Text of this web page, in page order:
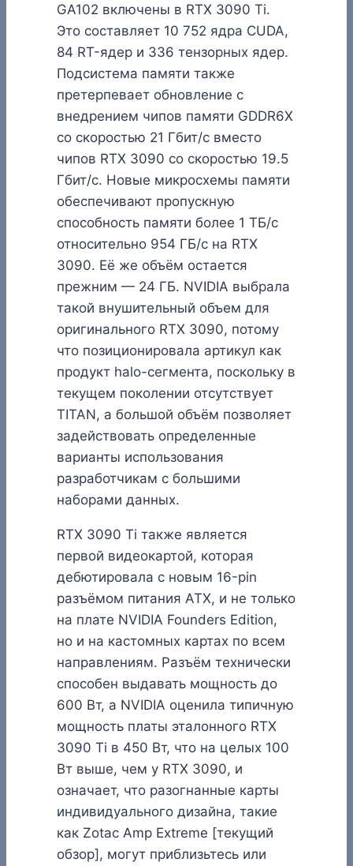
GA102 включены в RTX 3090 Ti.
Это составляет 10 752 ядра CUDA,
84 RT-ядер и 336 тензорных ядер.
Подсистема памяти также
претерпевает обновление с
внедрением чипов памяти GDDR6X
со скоростью 21 Гбит/с вместо
чипов RTX 3090 со скоростью 19.5
Гбит/с. Новые микросхемы памяти
обеспечивают пропускную
способность памяти более 1 ТБ/с
относительно 954 ГБ/с на RTX
3090. Её же объём остается
прежним — 24 ГБ. NVIDIA выбрала
такой внушительный объем для
оригинального RTX 3090, потому
что позиционировала артикул как
продукт halo-сегмента, поскольку в
текущем поколении отсутствует
TITAN, а большой объём позволяет
задействовать определенные
варианты использования
разработчикам с большими
наборами данных.
RTX 3090 Ti также является
первой видеокартой, которая
дебютировала с новым 16-pin
разъёмом питания ATX, и не только
на плате NVIDIA Founders Edition,
но и на кастомных картах по всем
направлениям. Разъём технически
способен выдавать мощность до
600 Вт, а NVIDIA оценила типичную
мощность платы эталонного RTX
3090 Ti в 450 Вт, что на целых 100
Вт выше, чем у RTX 3090, и
означает, что разогнанные карты
индивидуального дизайна, такие
как Zotac Amp Extreme [текущий
обзор], могут приблизьтесь или